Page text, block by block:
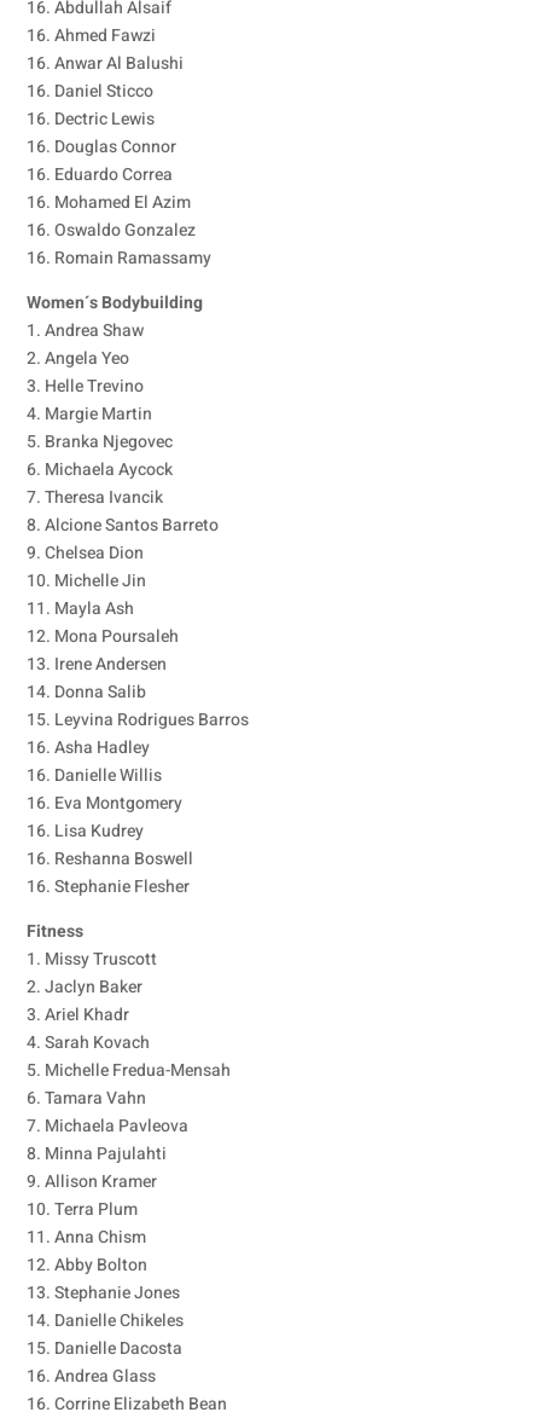
16. Abdullah Alsaif
16. Ahmed Fawzi
16. Anwar Al Balushi
16. Daniel Sticco
16. Dectric Lewis
16. Douglas Connor
16. Eduardo Correa
16. Mohamed El Azim
16. Oswaldo Gonzalez
16. Romain Ramassamy
Women´s Bodybuilding
1. Andrea Shaw
2. Angela Yeo
3. Helle Trevino
4. Margie Martin
5. Branka Njegovec
6. Michaela Aycock
7. Theresa Ivancik
8. Alcione Santos Barreto
9. Chelsea Dion
10. Michelle Jin
11. Mayla Ash
12. Mona Poursaleh
13. Irene Andersen
14. Donna Salib
15. Leyvina Rodrigues Barros
16. Asha Hadley
16. Danielle Willis
16. Eva Montgomery
16. Lisa Kudrey
16. Reshanna Boswell
16. Stephanie Flesher
Fitness
1. Missy Truscott
2. Jaclyn Baker
3. Ariel Khadr
4. Sarah Kovach
5. Michelle Fredua-Mensah
6. Tamara Vahn
7. Michaela Pavleova
8. Minna Pajulahti
9. Allison Kramer
10. Terra Plum
11. Anna Chism
12. Abby Bolton
13. Stephanie Jones
14. Danielle Chikeles
15. Danielle Dacosta
16. Andrea Glass
16. Corrine Elizabeth Bean